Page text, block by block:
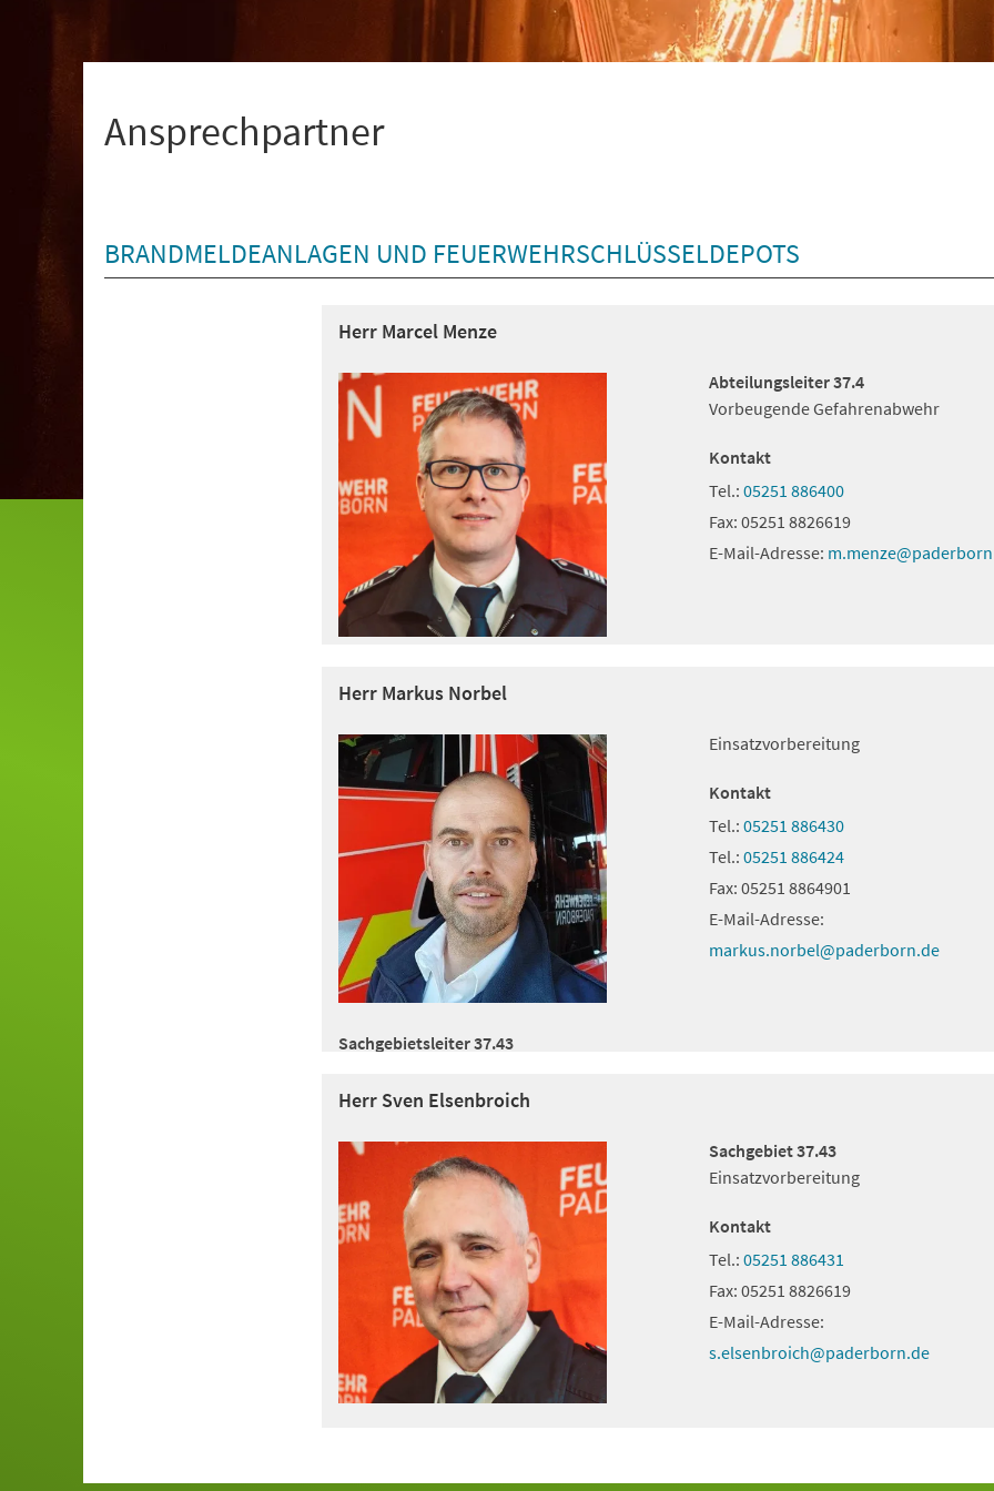
Ansprechpartner
BRANDMELDEANLAGEN UND FEUERWEHRSCHLÜSSELDEPOTS
Herr Marcel Menze
Abteilungsleiter 37.4
Vorbeugende Gefahrenabwehr
Kontakt
Tel.:05251 886400
Fax:05251 8826619
E-Mail-Adresse: m.menze paderborn
Herr Markus Norbel
Sachgebietsleiter 37.43
Einsatzvorbereitung
Kontakt
Tel.:05251 886430
Tel.:05251 886424
Fax:05251 8864901
E-Mail-Adresse:
markus.norbel
paderborn de
Herr Sven Elsenbroich
Sachgebiet 37.43
Einsatzvorbereitung
Kontakt
Tel.:05251 886431
Fax:05251 8826619
E-Mail-Adresse:
s.elsenbroich
paderborn de